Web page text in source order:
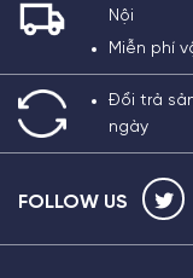
Nội
Miễn phí
Đổi trả
ngày
FOLLOW US